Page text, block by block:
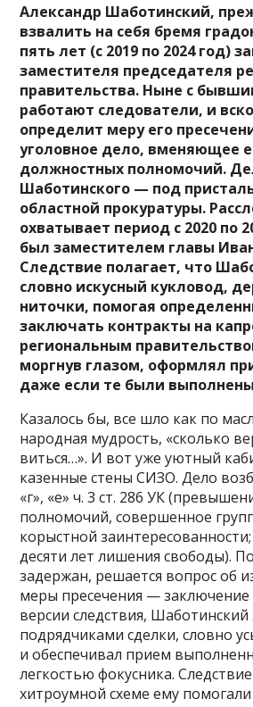
Александр Шаботинский,
взвалить на себя бремя
пять лет (с 2019 по 2024 год)
заместителя председателя
правительства. Ныне с
работают следователи, и
определит меру его
уголовное дело, вменяющее
должностных полномочий.
Шаботинского — под
областной прокуратуры.
охватывает период с 2020 по
был заместителем главы
Следствие полагает, что
словно искусный кукловод,
ниточки, помогая
заключать контракты на
региональным
моргнув глазом, оформлял
даже если те были выполнены
Казалось бы, все шло как по
народная мудрость, «сколько
виться…». И вот уже уютный
казенные стены СИЗО. Дело
«г», «е» ч. 3 ст. 286 УК
полномочий, совершенное
корыстной
десяти лет лишения свободы).
задержан, решается вопрос об
меры пресечения — заключение
версии следствия, Шаботинский
подрядчиками сделки, словно
и обеспечивал прием
легкостью фокусника.
хитроумной схеме ему